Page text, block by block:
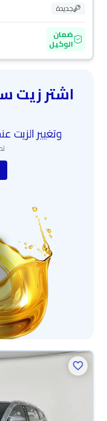
جديدة
ضمان
الوكيل
اشتر زيت
وتغيير الزيت